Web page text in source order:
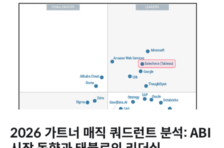
2026 가트너 매직 쿼드런트 분석: ABI